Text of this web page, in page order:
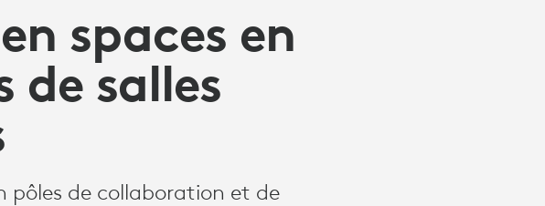
spaces en
de salles
pôles de collaboration et de